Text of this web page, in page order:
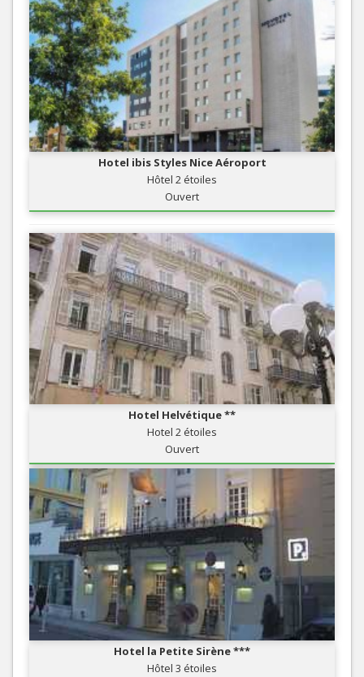
Hotel ibis Styles Nice Aéroport
Hôtel 2 étoiles
Ouvert
Hotel Helvétique **
Hotel 2 étoiles
Ouvert
Hotel la Petite Sirène ***
Hôtel 3 étoiles